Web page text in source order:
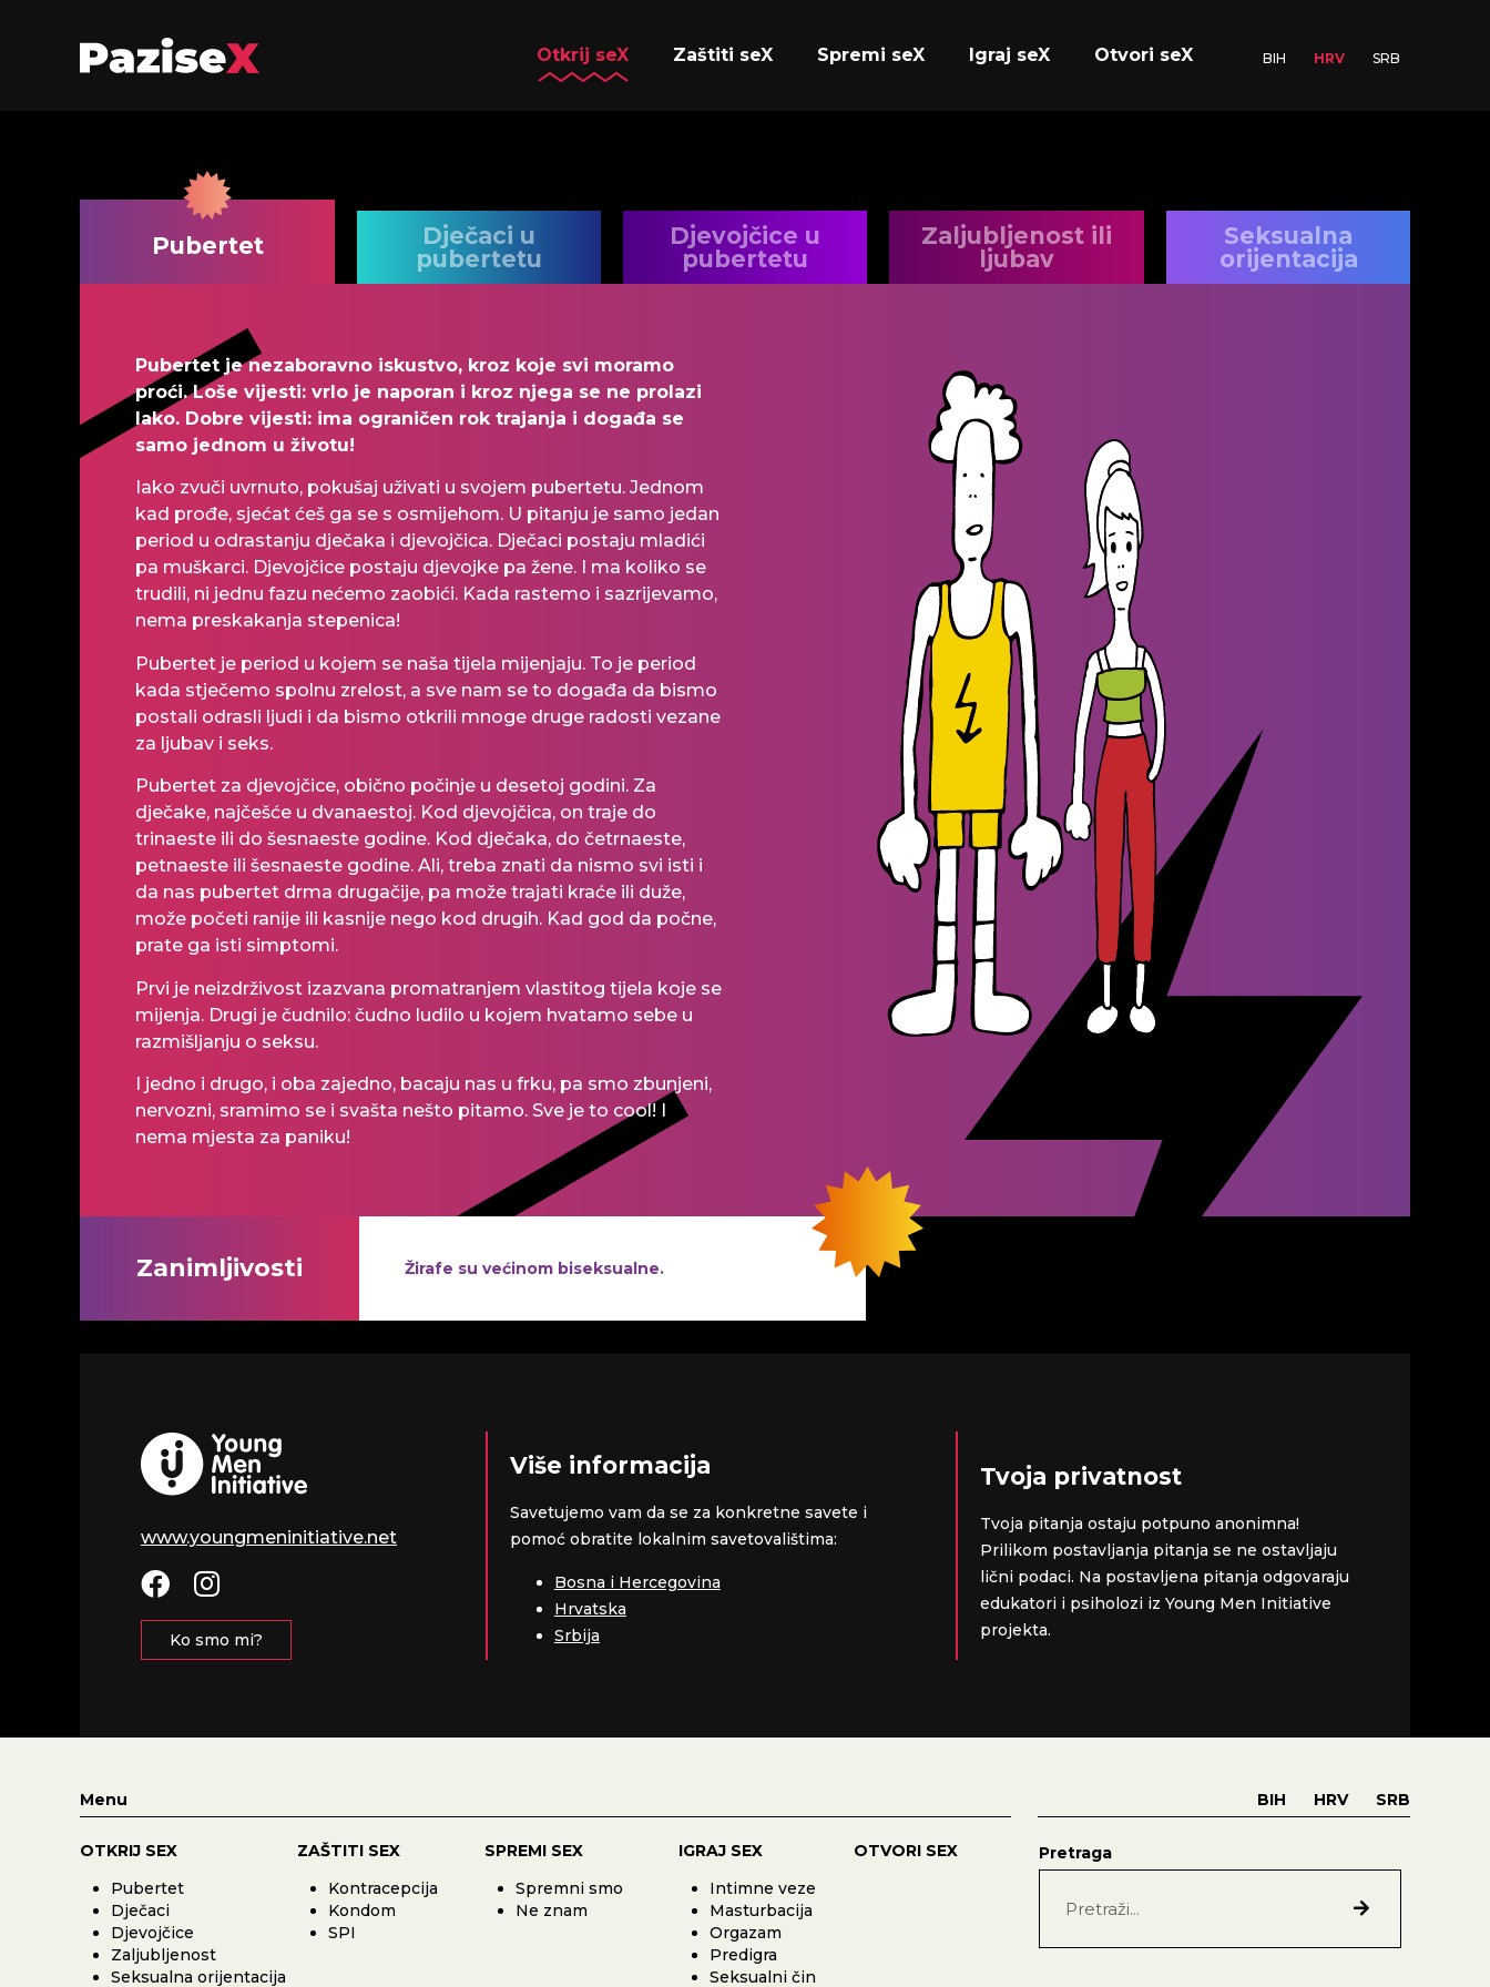
Otkrij seX Zaštiti seX Spremi seX Igraj seX Otvori seX BIH HRV SRB
Pubertet
Dječaci u
pubertetu
Djevojčice u
pubertetu
Zaljubljenost ili
ljubav
Seksualna
orijentacija
Pubertet je nezaboravno iskustvo, kroz koje svi moramo
proći. Loše vijesti: vrlo je naporan i kroz njega se ne prolazi
lako. Dobre vijesti: ima ograničen rok trajanja i događa se
samo jednom u životu!
Iako zvuči uvrnuto, pokušaj uživati u svojem pubertetu. Jednom
kad prođe, sjećat ćeš ga se s osmijehom. U pitanju je samo jedan
period u odrastanju dječaka i djevojčica. Dječaci postaju mladići
pa muškarci. Djevojčice postaju djevojke pa žene. I ma koliko se
trudili, ni jednu fazu nećemo zaobići. Kada rastemo i sazrijevamo,
nema preskakanja stepenica!
Pubertet je period u kojem se naša tijela mijenjaju. To je period
kada stječemo spolnu zrelost, a sve nam se to događa da bismo
postali odrasli ljudi i da bismo otkrili mnoge druge radosti vezane
za ljubav i seks.
Pubertet za djevojčice, obično počinje u desetoj godini. Za
dječake, najčešće u dvanaestoj. Kod djevojčica, on traje do
trinaeste ili do šesnaeste godine. Kod dječaka, do četrnaeste,
petnaeste ili šesnaeste godine. Ali, treba znati da nismo svi isti i
da nas pubertet drma drugačije, pa može trajati kraće ili duže,
može početi ranije ili kasnije nego kod drugih. Kad god da počne,
prate ga isti simptomi.
Prvi je neizdrživost izazvana promatranjem vlastitog tijela koje se
mijenja. Drugi je čudnilo: čudno ludilo u kojem hvatamo sebe u
razmišljanju o seksu.
I jedno i drugo, i oba zajedno, bacaju nas u frku, pa smo zbunjeni,
nervozni, sramimo se i svašta nešto pitamo. Sve je to cool! I
nema mjesta za paniku!
Zanimljivosti Žirafe su većinom biseksualne.
www.youngmeninitiative.net
Ko smo mi?
Više informacija
Savetujemo vam da se za konkretne savete i
pomoć obratite lokalnim savetovalištima:
Bosna i Hercegovina
Hrvatska
Srbija
Tvoja privatnost
Tvoja pitanja ostaju potpuno anonimna!
Prilikom postavljanja pitanja se ne ostavljaju
lični podaci. Na postavljena pitanja odgovaraju
edukatori i psiholozi iz Young Men Initiative
projekta.
Menu BIH HRV SRB
OTKRIJ SEX
Pubertet
Dječaci
Djevojčice
Zaljubljenost
Seksualna orijentacija
ZAŠTITI SEX
Kontracepcija
Kondom
SPI
SPREMI SEX
Spremni smo
Ne znam
IGRAJ SEX
Intimne veze
Masturbacija
Orgazam
Predigra
Seksualni čin
OTVORI SEX Pretraga